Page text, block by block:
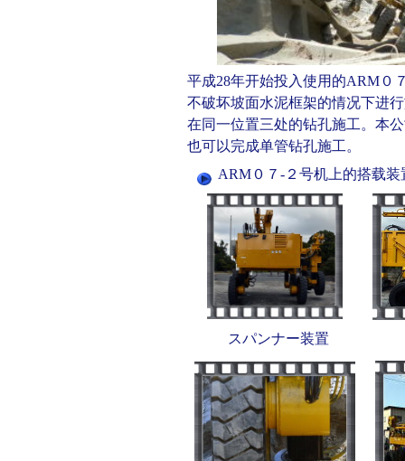
平成28年开始投入使用的ARM０
不破坏坡面水泥框架的情况下进
在同一位置三处的钻孔施工。本
也可以完成单管钻孔施工。
ARM０７-２号机上的搭载装
スパンナー装置